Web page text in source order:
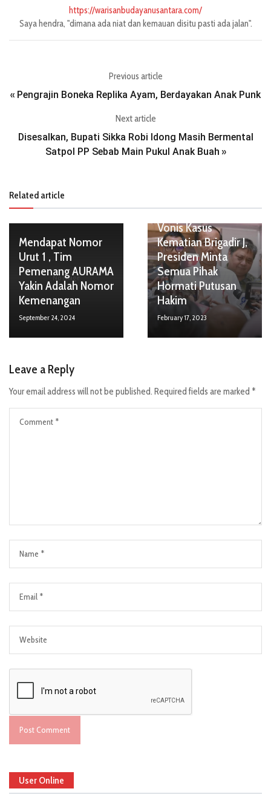
https://warisanbudayanusantara.com/
Saya hendra, "dimana ada niat dan kemauan disitu pasti ada jalan".
Previous article
« Pengrajin Boneka Replika Ayam, Berdayakan Anak Punk
Next article
Disesalkan, Bupati Sikka Robi Idong Masih Bermental
Satpol PP Sebab Main Pukul Anak Buah »
Related article
No Image
Mendapat Nomor
Urut 1 , Tim
Pemenang AURAMA
Yakin Adalah Nomor
Kemenangan
September 24, 2024
Vonis Kasus
Kematian Brigadir J,
Presiden Minta
Semua Pihak
Hormati Putusan
Hakim
February 17, 2023
Leave a Reply
Your email address will not be published. Required fields are marked *
User Online